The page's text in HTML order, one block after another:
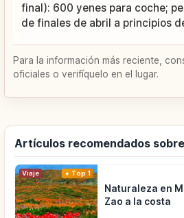
final): 600 yenes para coche;
de finales de abril a principios
Para la información más reciente,
oficiales o verifíquelo en el lugar.
Artículos recomendados
Viaje Top 1
Naturaleza en
Zao a la costa